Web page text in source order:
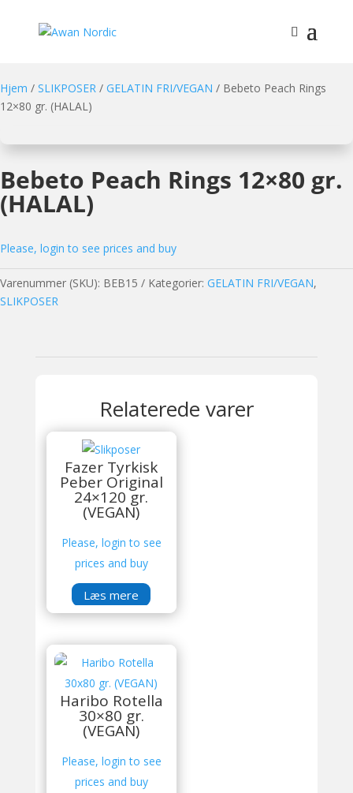
Hjem / SLIKPOSER / GELATIN FRI/VEGAN / Bebeto Peach Rings
12×80 gr. (HALAL)
Bebeto Peach Rings 12×80 gr.
(HALAL)
Please, login to see prices and buy
Varenummer (SKU): BEB15 Kategorier: GELATIN FRI/VEGAN,
SLIKPOSER
Relaterede varer
Fazer Tyrkisk
Peber Original
24×120 gr.
(VEGAN)
Please, login to see
prices and buy
Læs mere
Haribo Rotella
30×80 gr.
(VEGAN)
Please, login to see
prices and buy